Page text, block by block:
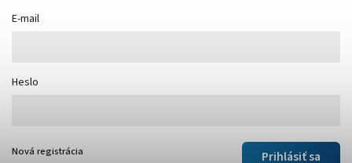
E-mail
Heslo
Prihlásiť sa
Nová registrácia